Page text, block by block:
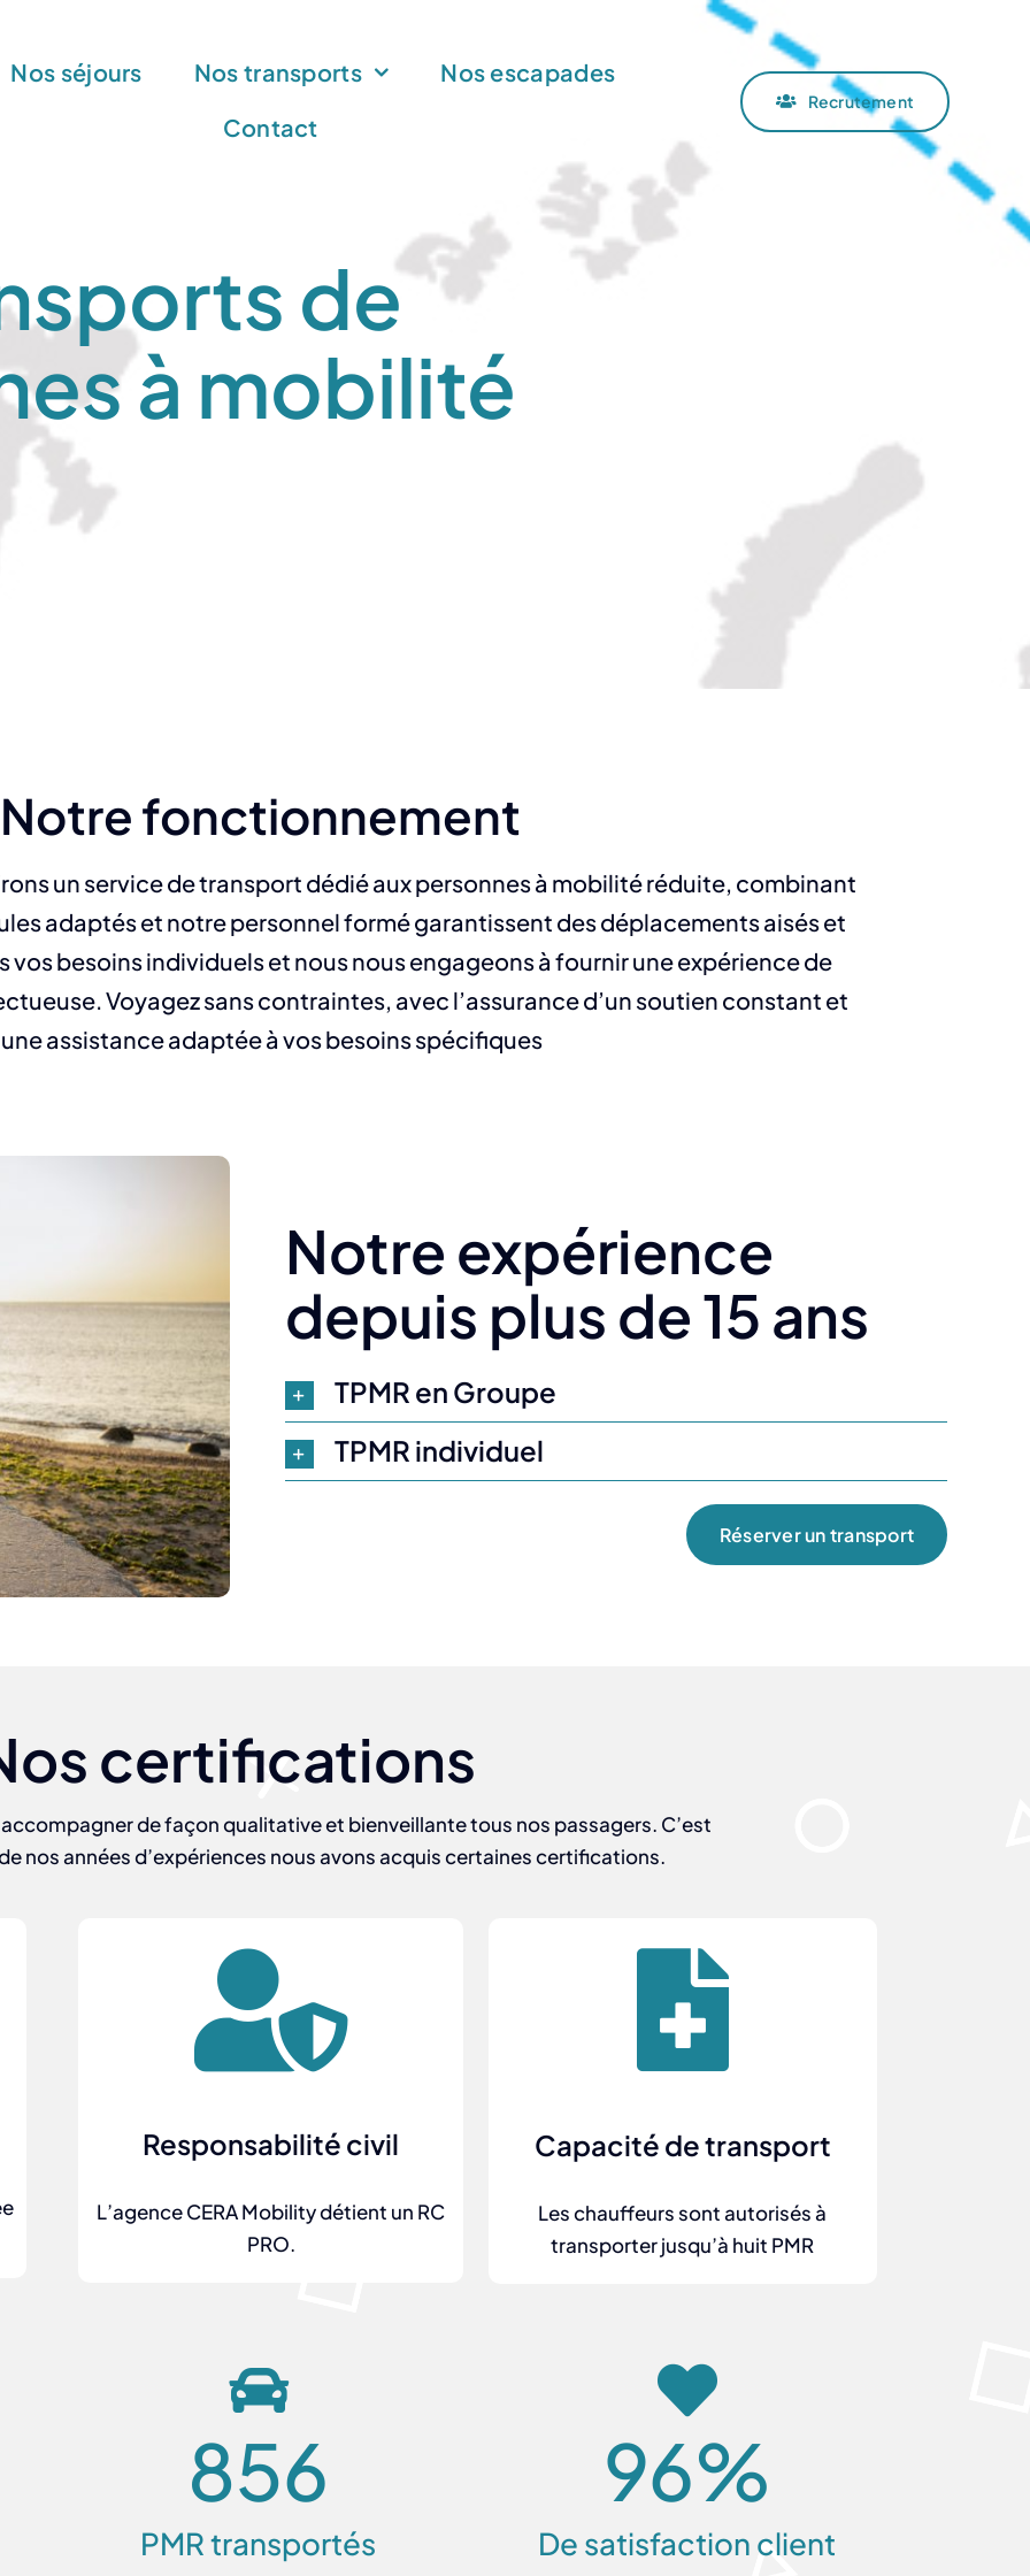
Nos séjours Nos transports
Nos escapades
Contact
Recrutement
de
à mobilité
Notre fonctionnement
un service de transport dédié aux personnes à mobilité réduite, combinant
adaptés et notre personnel formé garantissent des déplacements aisés et
besoins individuels et nous nous engageons à fournir une expérience de
Voyagez sans contraintes, avec l’assurance d’un soutien constant et
assistance adaptée à vos besoins spécifiques
Notre expérience
depuis plus de 15 ans
TPMR en Groupe
TPMR individuel
Réserver un transport
certifications
de façon qualitative et bienveillante tous nos passagers. C’est
nos années d’expériences nous avons acquis certaines certifications.
Responsabilité civil
L’agence CERA Mobility détient un RC
PRO.
Capacité de transport
Les chauffeurs sont autorisés à
transporter jusqu’à huit PMR
856
PMR transportés
96%
De satisfaction client